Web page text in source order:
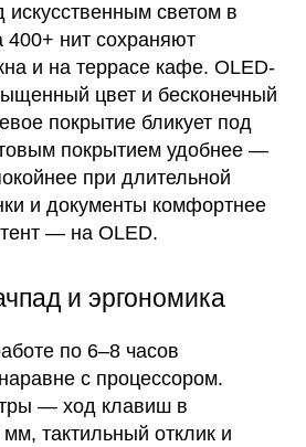
искусственным светом в
нит сохраняют
и на террасе кафе. OLED-
цвет и бесконечный
покрытие бликует под
покрытием удобнее —
при длительной
и документы комфортнее
— на OLED.
и эргономика
по 6–8 часов
с процессором.
— ход клавиш в
тактильный отклик и